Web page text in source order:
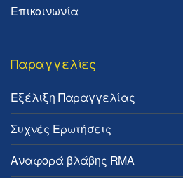
Επικοινωνία
Παραγγελίες
Εξέλιξη Παραγγελίας
Συχνές Ερωτήσεις
Αναφορά βλάβης RMA